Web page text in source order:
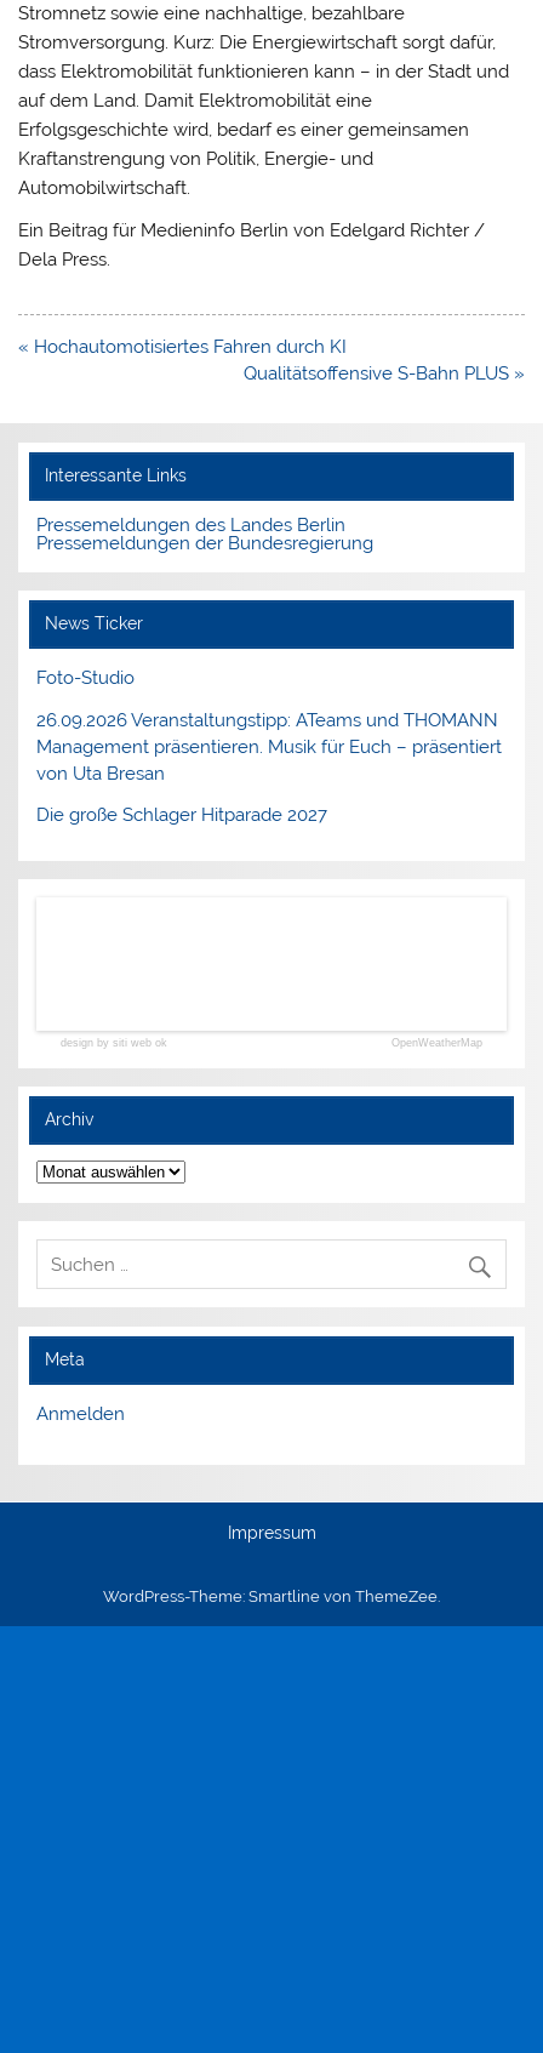
Stromnetz sowie eine nachhaltige, bezahlbare
Stromversorgung. Kurz: Die Energiewirtschaft sorgt dafür,
dass Elektromobilität funktionieren kann – in der Stadt und
auf dem Land. Damit Elektromobilität eine
Erfolgsgeschichte wird, bedarf es einer gemeinsamen
Kraftanstrengung von Politik, Energie- und
Automobilwirtschaft.
Ein Beitrag für Medieninfo Berlin von Edelgard Richter /
Dela Press.
Beitragsnavigation
« Hochautomotisiertes Fahren durch KI
Qualitätsoffensive S-Bahn PLUS »
Interessante Links
Pressemeldungen des Landes Berlin
Pressemeldungen der Bundesregierung
News Ticker
Foto-Studio
26.09.2026 Veranstaltungstipp: ATeams und THOMANN
Management präsentieren. Musik für Euch – präsentiert
von Uta Bresan
Die große Schlager Hitparade 2027
design by siti web ok OpenWeatherMap
Archiv
Archiv
Meta
Anmelden
Impressum
WordPress-Theme: Smartline von ThemeZee.